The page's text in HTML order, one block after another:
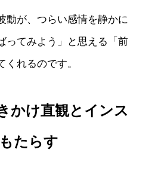
動が、つらい感情を静かに
ってみよう」と思える「前
れるのです。
かけ直観とインス
たらす